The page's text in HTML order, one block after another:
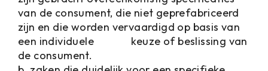
van de consument, die niet geprefabriceerd
zijn en die worden vervaardigd op basis van
een individuele keuze of beslissing van
de consument.